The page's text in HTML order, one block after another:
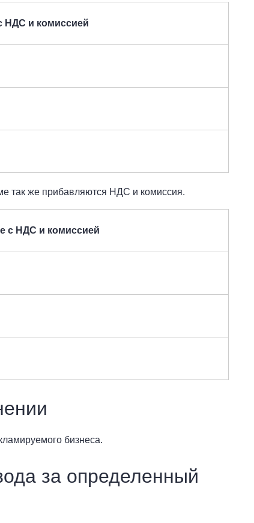
НДС и комиссией
так же прибавляются НДС и комиссия.
с НДС и комиссией
бизнеса.
за определенный